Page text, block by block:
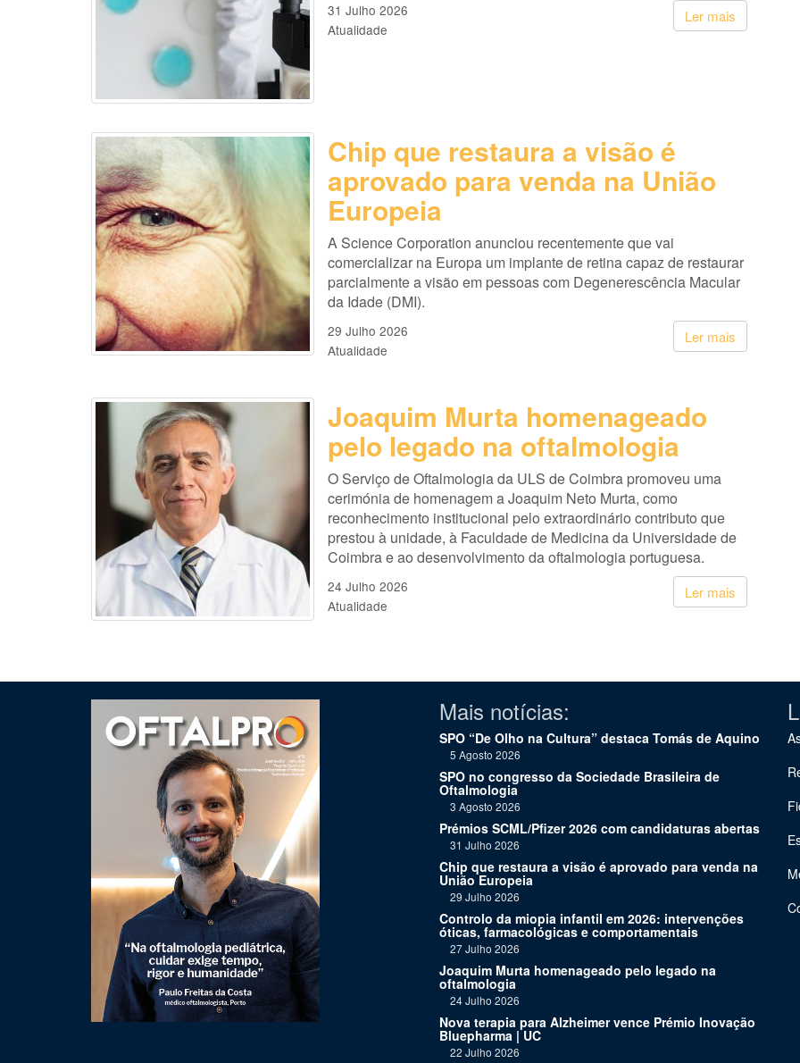
Ler mais
31 Julho 2026
Atualidade
Chip que restaura a visão é
aprovado para venda na União
Europeia
A Science Corporation anunciou recentemente que vai
comercializar na Europa um implante de retina capaz de restaurar
parcialmente a visão em pessoas com Degenerescência Macular
da Idade (DMI).
Ler mais
29 Julho 2026
Atualidade
Joaquim Murta homenageado
pelo legado na oftalmologia
O Serviço de Oftalmologia da ULS de Coimbra promoveu uma
cerimónia de homenagem a Joaquim Neto Murta, como
reconhecimento institucional pelo extraordinário contributo que
prestou à unidade, à Faculdade de Medicina da Universidade de
Coimbra e ao desenvolvimento da oftalmologia portuguesa.
Ler mais
24 Julho 2026
Atualidade
Clique para ler
Mais notícias:
SPO “De Olho na Cultura” destaca Tomás de Aquino
5 Agosto 2026
SPO no congresso da Sociedade Brasileira de
Oftalmologia
3 Agosto 2026
Prémios SCML/Pfizer 2026 com candidaturas abertas
31 Julho 2026
Chip que restaura a visão é aprovado para venda na
União Europeia
29 Julho 2026
Controlo da miopia infantil em 2026: intervenções
óticas, farmacológicas e comportamentais
27 Julho 2026
Joaquim Murta homenageado pelo legado na
oftalmologia
24 Julho 2026
Nova terapia para Alzheimer vence Prémio Inovação
Bluepharma | UC
22 Julho 2026